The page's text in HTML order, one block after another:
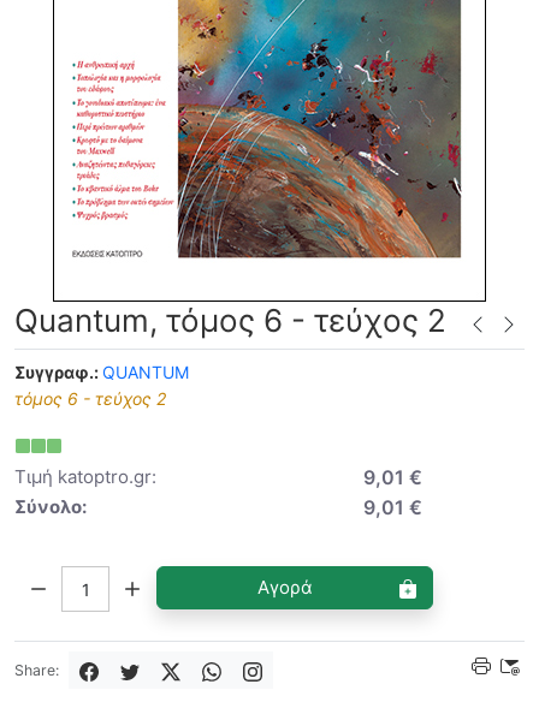
Quantum, τόμος 6 - τεύχος 2
Συγγραφ.:QUANTUM
τόμος 6 - τεύχος 2
Τιμή katoptro.gr: 9,01 €
Σύνολο: 9,01 €
Αγορά
Share: